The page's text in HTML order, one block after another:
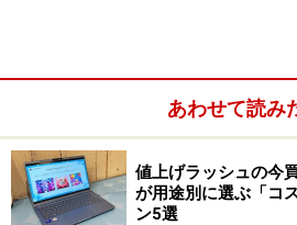
あわせて読み
値上げラッシュの今
が用途別に選ぶ「コ
ン5選